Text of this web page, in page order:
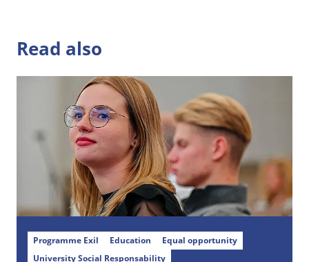
Read also
Programme Exil Education
Equal opportunity
University Social Responsability